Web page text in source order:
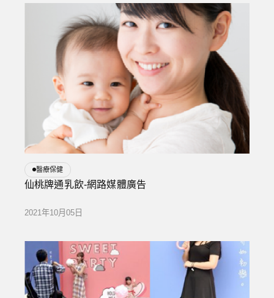
醫療保健
仙桃牌通乳飲-網路媒體廣告
2021年10月05日